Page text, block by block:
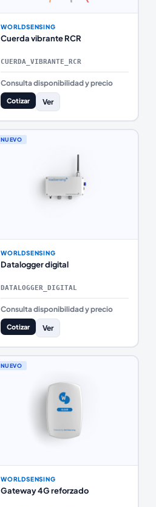
WORLDSENSING
Cuerda vibrante RCR
CUERDA_VIBRANTE_RCR
Consulta disponibilidad y precio
Cotizar Ver
NUEVO
WORLDSENSING
Datalogger digital
DATALOGGER_DIGITAL
Consulta disponibilidad y precio
Cotizar Ver
NUEVO
WORLDSENSING
Gateway 4G reforzado